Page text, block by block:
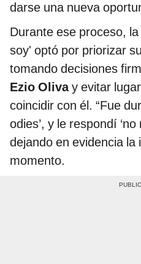
darse una nueva
Durante ese proceso,
soy' optó por priorizar
tomando decisiones
Ezio Olivay evitar
coincidir con él. “Fue
odies’, y le respondí ‘no
dejando en evidencia la
momento.